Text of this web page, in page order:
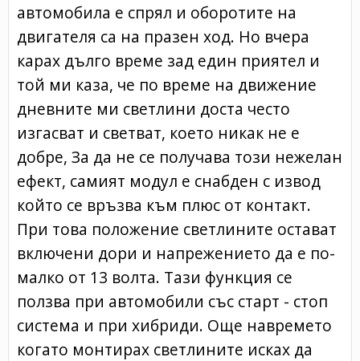
автомобила е спрял и оборотите на
двигателя са на празен ход. Но вчера
карах дълго време зад един приятел и
той ми каза, че по време на движение
дневните ми светлини доста често
изгасват и светват, което никак не е
добре, За да не се получава този нежелан
ефект, самият модул е снабден с извод
който се връзва към плюс от контакт.
При това положение светлините остават
включени дори и напрежението да е по-
малко от 13 волта. Тази функция се
ползва при автомобили със старт - стоп
система и при хибриди. Още навремето
когато монтирах светлините исках да